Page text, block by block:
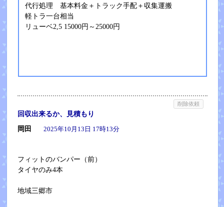
代行処理 基本料金＋トラック手配＋収集運搬
軽トラ一台相当
リューベ2,5 15000円～25000円
回収出来るか、見積もり
岡田
2025年10月13日 17時13分
フィットのバンパー（前）
タイヤのみ4本
地域三郷市
削除依頼